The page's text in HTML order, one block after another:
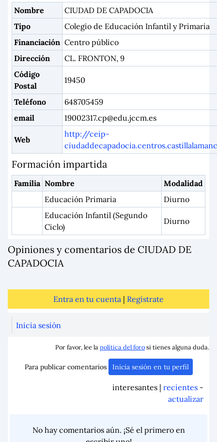
Nombre
CIUDAD DE CAPADOCIA
Tipo
Colegio de Educación Infantil y Primaria
Financiación Centro público
Dirección
CL. FRONTON, 9
Código
Postal
19450
Teléfono
648705459
email
19002317.cp@edu.jccm.es
Web
http://ceip-
Formación impartida
Familia Nombre
Modalidad
Educación Primaria
Diurno
Educación Infantil (Segundo
Ciclo)
Diurno
Opiniones y comentarios de CIUDAD DE
CAPADOCIA
Entra en tu cuenta | Regístrate
Inicia sesión
Por favor, lee lapolítica del forosi tienes alguna duda.
Para publicar comentarios Inicia sesión en tu perfil
interesantes | recientes -
actualizar
No hay comentarios aún. ¡Sé el primero en